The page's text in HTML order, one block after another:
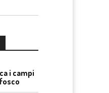
i campi